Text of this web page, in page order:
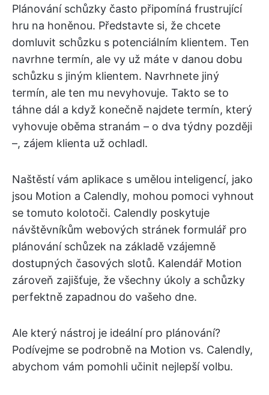
Plánování schůzky často připomíná frustrující
hru na honěnou. Představte si, že chcete
domluvit schůzku s potenciálním klientem. Ten
navrhne termín, ale vy už máte v danou dobu
schůzku s jiným klientem. Navrhnete jiný
termín, ale ten mu nevyhovuje. Takto se to
táhne dál a když konečně najdete termín, který
vyhovuje oběma stranám – o dva týdny později
–, zájem klienta už ochladl.
Naštěstí vám aplikace s umělou inteligencí, jako
jsou Motion a Calendly, mohou pomoci vyhnout
se tomuto kolotoči. Calendly poskytuje
návštěvníkům webových stránek formulář pro
plánování schůzek na základě vzájemně
dostupných časových slotů. Kalendář Motion
zároveň zajišťuje, že všechny úkoly a schůzky
perfektně zapadnou do vašeho dne.
Ale který nástroj je ideální pro plánování?
Podívejme se podrobně na Motion vs. Calendly,
abychom vám pomohli učinit nejlepší volbu.